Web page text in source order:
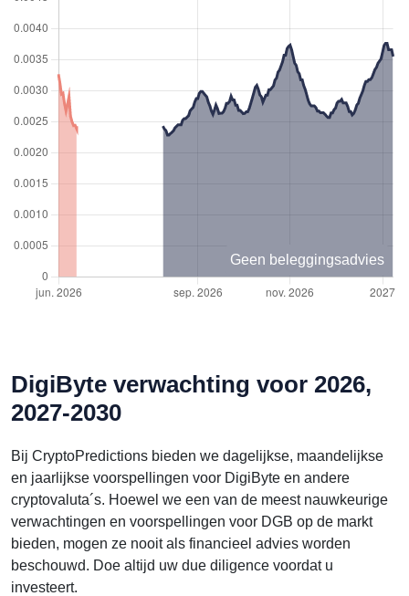
Geen beleggingsadvies
DigiByte verwachting voor 2026,
2027-2030
Bij CryptoPredictions bieden we dagelijkse, maandelijkse
en jaarlijkse voorspellingen voor DigiByte en andere
cryptovaluta´s. Hoewel we een van de meest nauwkeurige
verwachtingen en voorspellingen voor DGB op de markt
bieden, mogen ze nooit als financieel advies worden
beschouwd. Doe altijd uw due diligence voordat u
investeert.